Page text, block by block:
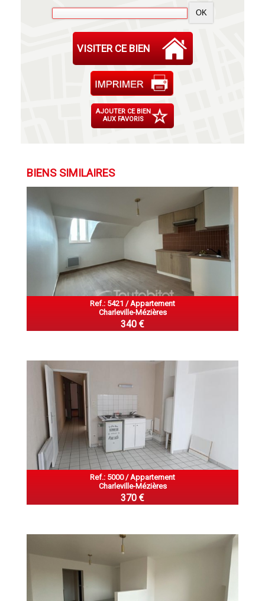
VISITER CE BIEN
AJOUTER CE BIEN
AUX FAVORIS
BIENS SIMILAIRES
Ref.: 5421 / Appartement
Charleville-Mézières
340 €
Ref.: 5000 / Appartement
Charleville-Mézières
370 €